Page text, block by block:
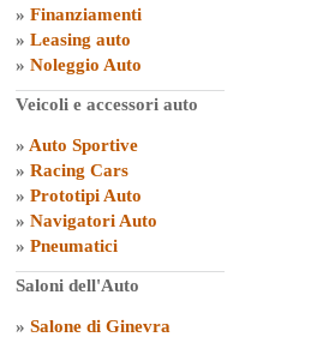
» Finanziamenti
» Leasing auto
» Noleggio Auto
Veicoli e accessori auto
» Auto Sportive
» Racing Cars
» Prototipi Auto
» Navigatori Auto
» Pneumatici
Saloni dell'Auto
» Salone di Ginevra